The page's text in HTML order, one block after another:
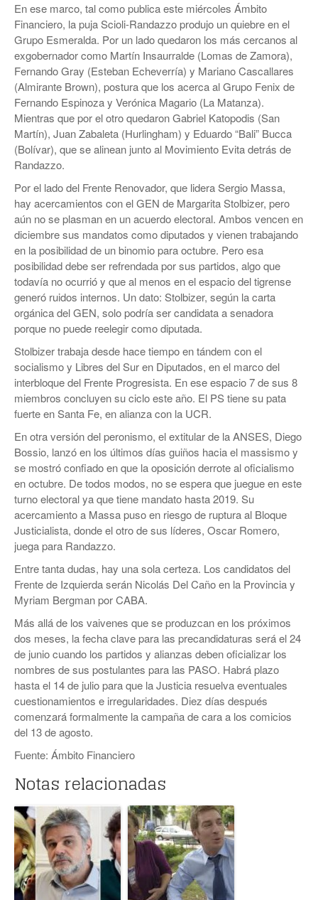
En ese marco, tal como publica este miércoles Ámbito
Financiero, la puja Scioli-Randazzo produjo un quiebre en el
Grupo Esmeralda. Por un lado quedaron los más cercanos al
exgobernador como Martín Insaurralde (Lomas de Zamora),
Fernando Gray (Esteban Echeverría) y Mariano Cascallares
(Almirante Brown), postura que los acerca al Grupo Fenix de
Fernando Espinoza y Verónica Magario (La Matanza).
Mientras que por el otro quedaron Gabriel Katopodis (San
Martín), Juan Zabaleta (Hurlingham) y Eduardo “Bali” Bucca
(Bolívar), que se alinean junto al Movimiento Evita detrás de
Randazzo.
Por el lado del Frente Renovador, que lidera Sergio Massa,
hay acercamientos con el GEN de Margarita Stolbizer, pero
aún no se plasman en un acuerdo electoral. Ambos vencen en
diciembre sus mandatos como diputados y vienen trabajando
en la posibilidad de un binomio para octubre. Pero esa
posibilidad debe ser refrendada por sus partidos, algo que
todavía no ocurrió y que al menos en el espacio del tigrense
generó ruidos internos. Un dato: Stolbizer, según la carta
orgánica del GEN, solo podría ser candidata a senadora
porque no puede reelegir como diputada.
Stolbizer trabaja desde hace tiempo en tándem con el
socialismo y Libres del Sur en Diputados, en el marco del
interbloque del Frente Progresista. En ese espacio 7 de sus 8
miembros concluyen su ciclo este año. El PS tiene su pata
fuerte en Santa Fe, en alianza con la UCR.
En otra versión del peronismo, el extitular de la ANSES, Diego
Bossio, lanzó en los últimos días guiños hacia el massismo y
se mostró confiado en que la oposición derrote al oficialismo
en octubre. De todos modos, no se espera que juegue en este
turno electoral ya que tiene mandato hasta 2019. Su
acercamiento a Massa puso en riesgo de ruptura al Bloque
Justicialista, donde el otro de sus líderes, Oscar Romero,
juega para Randazzo.
Entre tanta dudas, hay una sola certeza. Los candidatos del
Frente de Izquierda serán Nicolás Del Caño en la Provincia y
Myriam Bergman por CABA.
Más allá de los vaivenes que se produzcan en los próximos
dos meses, la fecha clave para las precandidaturas será el 24
de junio cuando los partidos y alianzas deben oficializar los
nombres de sus postulantes para las PASO. Habrá plazo
hasta el 14 de julio para que la Justicia resuelva eventuales
cuestionamientos e irregularidades. Diez días después
comenzará formalmente la campaña de cara a los comicios
del 13 de agosto.
Fuente: Ámbito Financiero
Notas relacionadas